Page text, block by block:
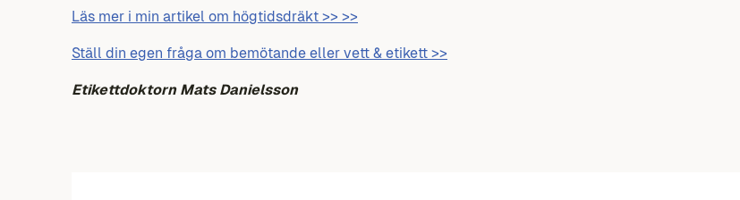
Läs mer i min artikel om högtidsdräkt >> >>
Ställ din egen fråga om bemötande eller vett & etikett >>
Etikettdoktorn Mats Danielsson